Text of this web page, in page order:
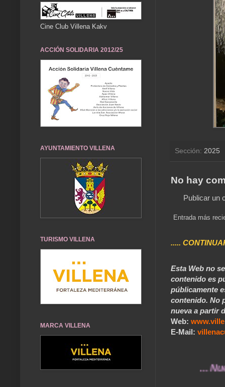
Sección: 2025
No hay
Publicar un
Entrada más
.....
Esta Web no
contenido es
públicamente
contenido. No
nueva a partir
Web:
E-Mail:
... Nuestros
Cine Club Villena Kakv
ACCIÓN SOLIDARIA 2012/25
AYUNTAMIENTO VILLENA
TURISMO VILLENA
MARCA VILLENA